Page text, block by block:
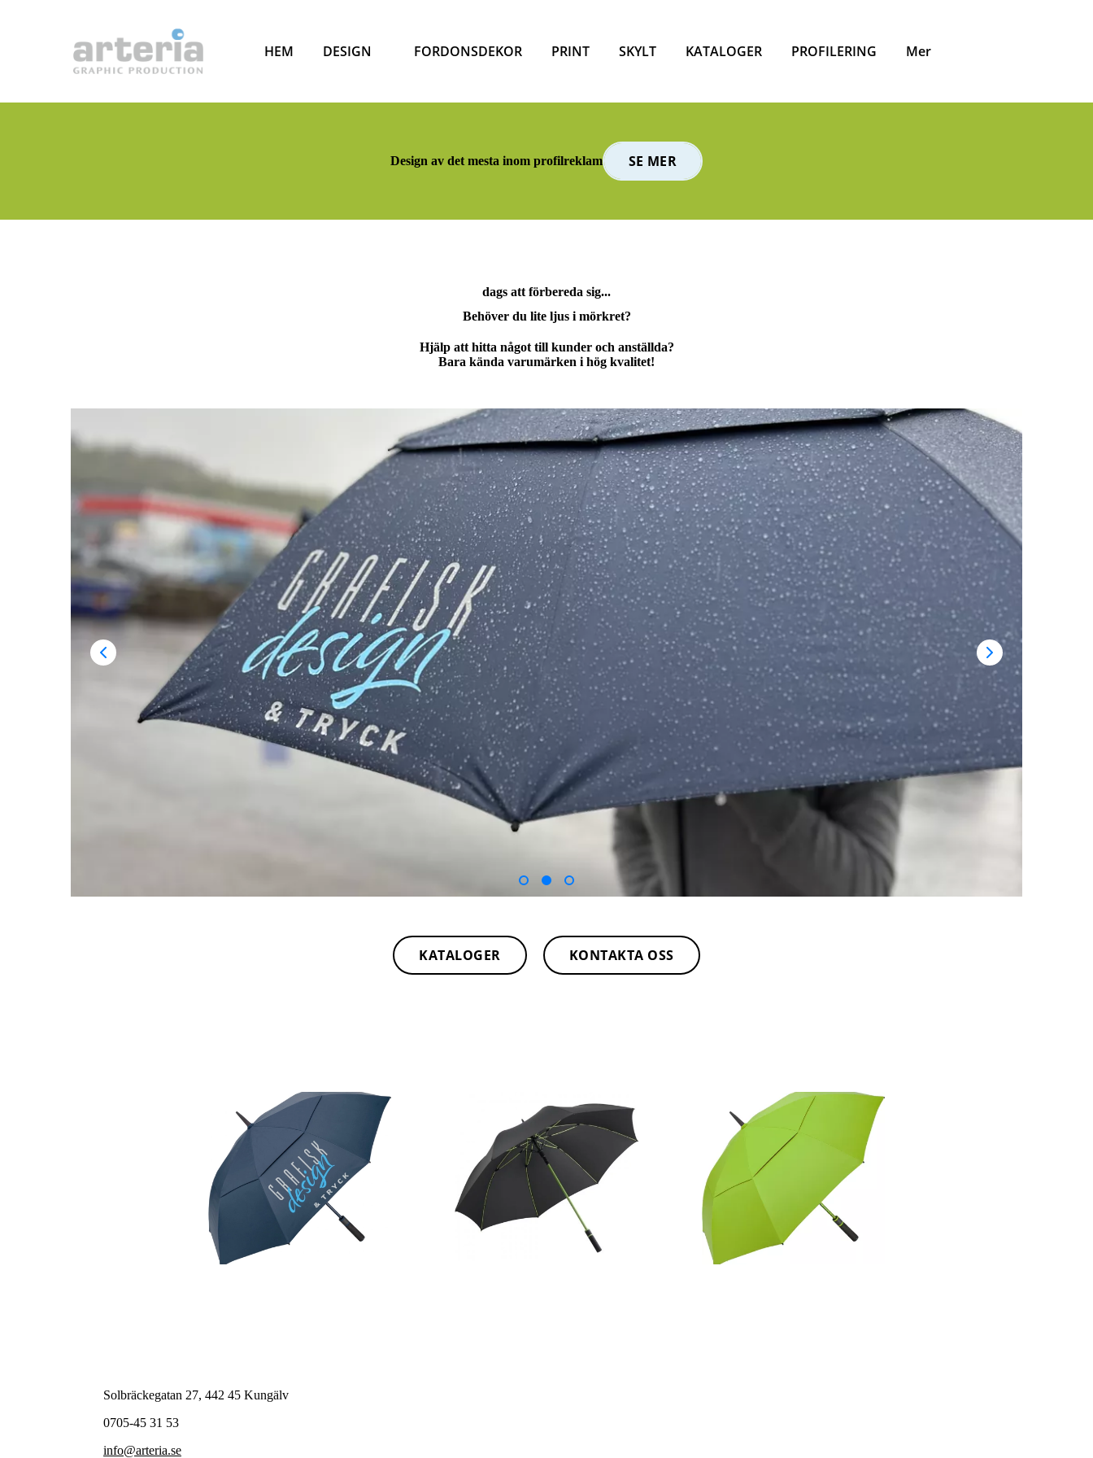
HEM DESIGN FORDONSDEKOR PRINT SKYLT KATALOGER PROFILERING Mer
Design av det mesta inom profilreklam SE MER
dags att förbereda sig...
Behöver du lite ljus i mörkret?
Hjälp att hitta något till kunder och anställda?
Bara kända varumärken i hög kvalitet!
KATALOGER KONTAKTA OSS
Solbräckegatan 27, 442 45 Kungälv
0705-45 31 53
info@arteria.se